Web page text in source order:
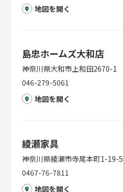
地図を開く
島忠ホームズ大和店
神奈川県大和市上和田2670-1
046-279-5061
地図を開く
綾瀬家具
神奈川県綾瀬市寺尾本町1-19-5
0467-76-7811
地図を開く